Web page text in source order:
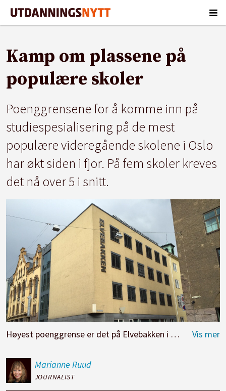
Kamp om plassene på
populære skoler
Poenggrensene for å komme inn på
studiespesialisering på de mest
populære videregående skolene i Oslo
har økt siden i fjor. På fem skoler kreves
det nå over 5 i snitt.
Høyest poenggrense er det på Elvebakken i år. Foto:
Marianne Ruud
JOURNALIST